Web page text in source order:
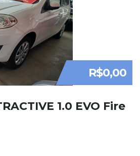
R$0,00
1.0 EVO Fire